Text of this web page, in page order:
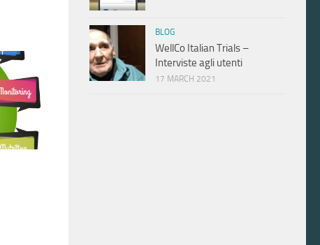
BLOG
WellCo Italian Trials –
Interviste agli utenti
17 MARCH 2021